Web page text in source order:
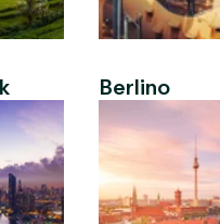
Berlino